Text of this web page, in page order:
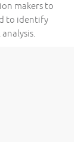
makers to
to identify